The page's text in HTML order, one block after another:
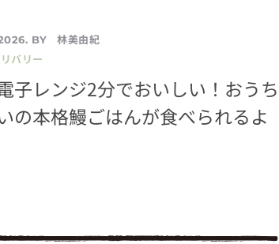
BY
林美由紀
バリー
子レンジ2分でおいしい！おうち
の本格鰻ごはんが食べられるよ